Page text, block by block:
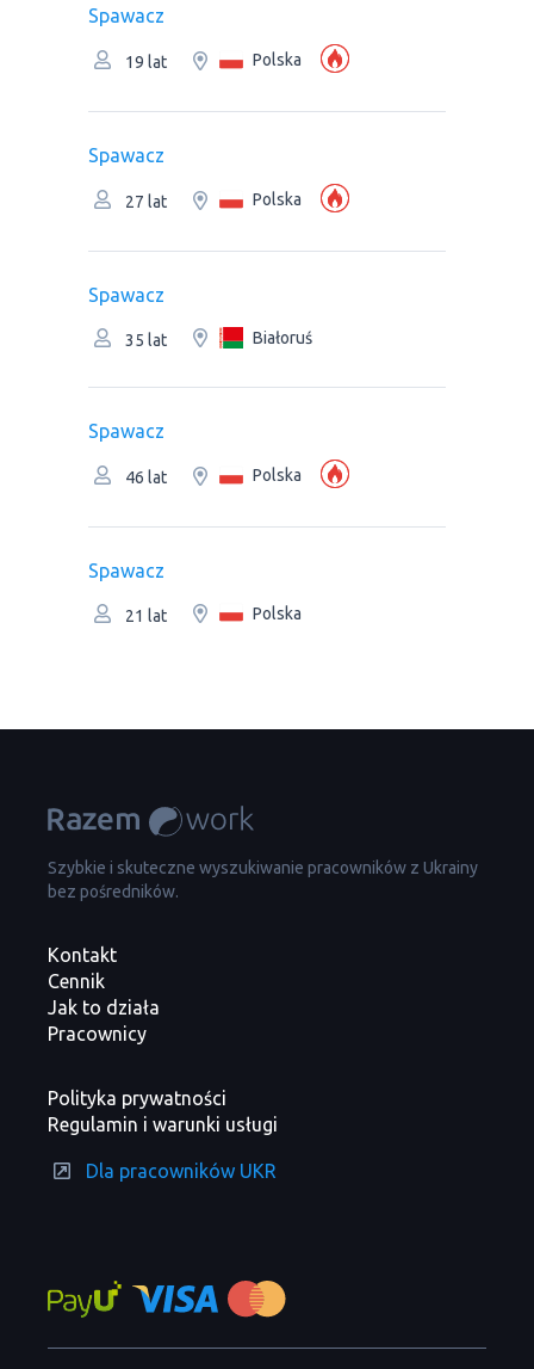
Spawacz
19 lat Polska
Spawacz
27 lat Polska
Spawacz
35 lat Białoruś
Spawacz
46 lat Polska
Spawacz
21 lat Polska
Szybkie i skuteczne wyszukiwanie pracowników z Ukrainy
bez pośredników.
Kontakt
Cennik
Jak to działa
Pracownicy
Polityka prywatności
Regulamin i warunki usługi
Dla pracowników UKR